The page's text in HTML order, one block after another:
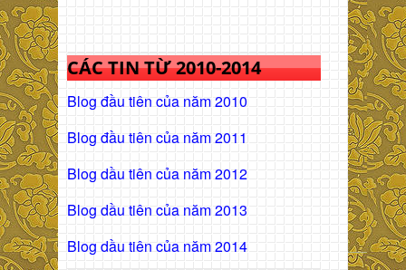
CÁC TIN TỪ 2010-2014
Blog đầu tiên của năm 2010
Blog đầu tiên của năm 2011
Blog dầu tiên của năm 2012
Blog dầu tiên của năm 2013
Blog dầu tiên của năm 2014